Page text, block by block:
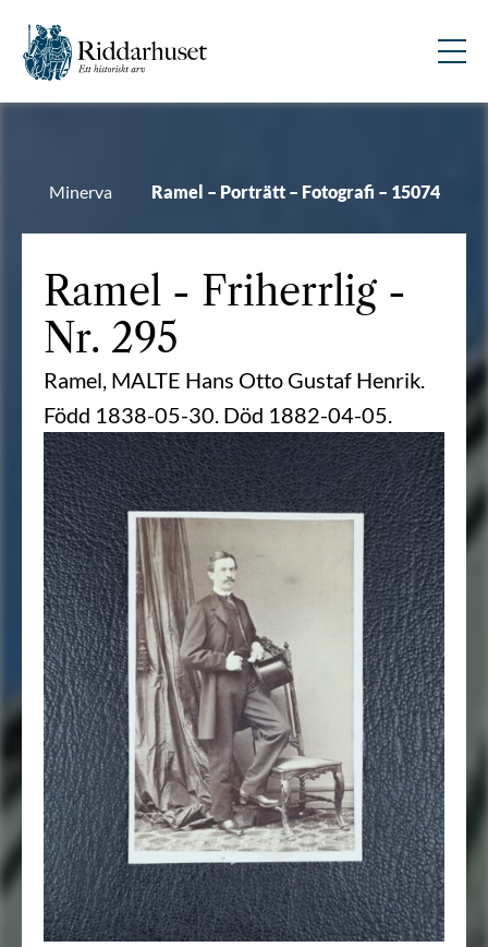
Minerva Ramel – Porträtt – Fotografi – 15074
Ramel - Friherrlig -
Nr. 295
Ramel, MALTE Hans Otto Gustaf Henrik.
Född 1838-05-30. Död 1882-04-05.